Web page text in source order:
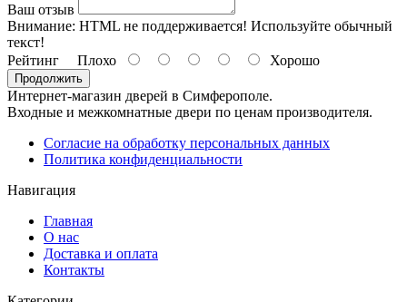
Ваш отзыв
Внимание: HTML не поддерживается! Используйте обычный
текст!
Рейтинг Плохо Хорошо
Продолжить
Интернет-магазин дверей в Симферополе.
Входные и межкомнатные двери по ценам производителя.
Согласие на обработку персональных данных
Политика конфиденциальности
Навигация
Главная
О нас
Доставка и оплата
Контакты